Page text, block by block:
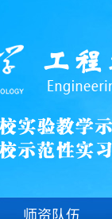
师资队伍